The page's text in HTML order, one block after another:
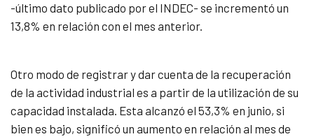
-último dato publicado por el INDEC- se incrementó un
13,8% en relación con el mes anterior.
Otro modo de registrar y dar cuenta de la recuperación
de la actividad industrial es a partir de la utilización de su
capacidad instalada. Esta alcanzó el 53,3% en junio, si
bien es bajo, significó un aumento en relación al mes de